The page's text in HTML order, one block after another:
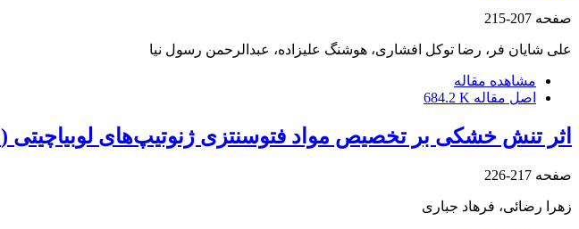
صفحه 207-215
علی شایان فر، رضا توکل افشاری، هوشنگ علیزاده، عبدالرحمن رسول نیا
مشاهده مقاله
اصل مقاله 684.2 K
اثر تنش خشکی بر تخصیص مواد فتوسنتزی ژنوتیپ‌های لوبیاچیتی (Phaseolus vulgaris L.)
صفحه 217-226
زهرا رضائی، فرهاد جباری